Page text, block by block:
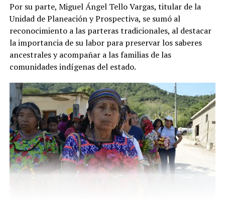
Por su parte, Miguel Ángel Tello Vargas, titular de la
Unidad de Planeación y Prospectiva, se sumó al
reconocimiento a las parteras tradicionales, al destacar
la importancia de su labor para preservar los saberes
ancestrales y acompañar a las familias de las
comunidades indígenas del estado.